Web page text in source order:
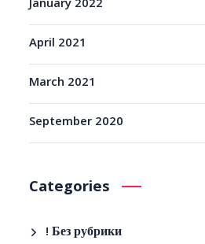
January 2022
April 2021
March 2021
September 2020
Categories
! Без рубрики